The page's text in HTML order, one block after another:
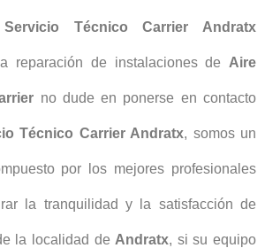
Servicio Técnico Carrier Andratx
reparación de instalaciones de Aire
no dude en ponerse en contacto
Técnico Carrier Andratx, somos un
por los mejores profesionales
la tranquilidad y la satisfacción de
la localidad de Andratx, si su equipo